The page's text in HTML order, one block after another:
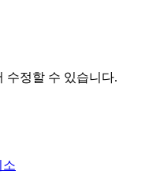
수정할 수 있습니다.
소